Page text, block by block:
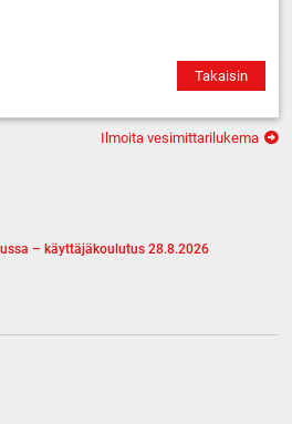
Takaisin
Ilmoita vesimittarilukema
– käyttäjäkoulutus 28.8.2026